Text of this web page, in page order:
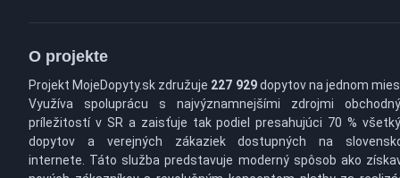
O projekte
Projekt MojeDopyty.sk združuje 227 929dopytov na jednom
Využíva spoluprácu s najvýznamnejšími zdrojmi
príležitostí v SR a zaisťuje tak podiel presahujúci 70 %
dopytov a verejných zákaziek dostupných na
internete. Táto služba predstavuje moderný spôsob ako